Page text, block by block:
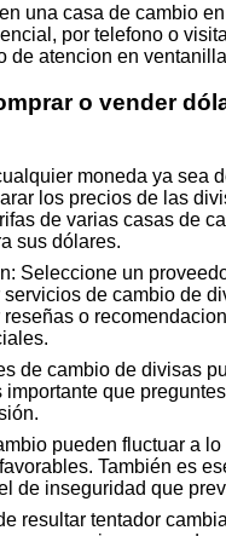
una casa de cambio
por telefono o
de atencion en
o vender
moneda ya sea
los precios de las
de varias casas de
sus dólares.
Seleccione un
de cambio de
o
de cambio de divisas
que
pueden fluctuar a
También es
de inseguridad que
resultar tentador